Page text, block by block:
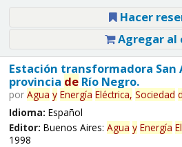
Hacer
Agregar al
Estación transformadora San
provincia deRío Negro.
por Agua y Energía Eléctrica, Sociedad
Idioma: Español
Editor: Buenos Aires: Agua y Energía
1998